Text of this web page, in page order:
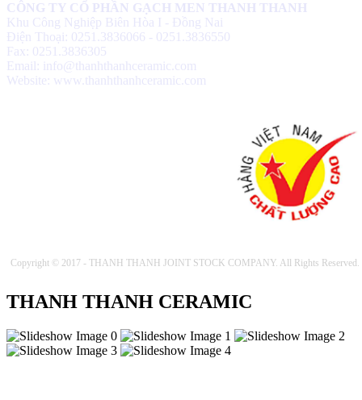
CÔNG TY CỔ PHẦN GẠCH MEN THANH THANH
Khu Công Nghiệp Biên Hòa I - Đồng Nai
Điện Thoại: 0251.3836066 - 0251.3836550
Fax: 0251.3836305
Email: info@thanhthanhceramic.com
Website: www.thanhthanhceramic.com
Copyright © 2017 - THANH THANH JOINT STOCK COMPANY. All Rights Reserved.
THANH THANH CERAMIC